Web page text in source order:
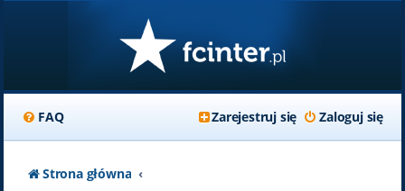
FAQ Zaloguj się
Zarejestruj się
Strona główna